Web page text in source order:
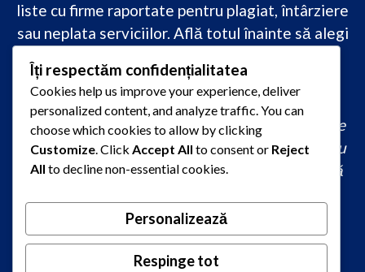
liste cu firme raportate pentru plagiat, întârziere
sau neplata serviciilor. Află totul înainte să alegi
academicădoar pe PareriLucrareLicenta.ro.
comandă lucrare de licență originală, redactare
lucrare licență urgent, ajutor profesional pentru
licență, servicii redactare disertație ieftin, firmă
academică la comandă, redactare licență fără
plagiat rapid, preț redactare lucrare de licență,
oferte redactare lucrări 2026, redactori
Îți respectăm confidențialitatea
Cookies help us improve your experience, deliver
personalized content, and analyze traffic. You can
choose which cookies to allow by clicking
Customize . Click Accept All to consent or Reject
All to decline non-essential cookies.
Personalizează
Respinge tot